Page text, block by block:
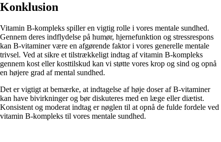
Konklusion
Vitamin B-kompleks spiller en vigtig rolle i vores mentale sundhed.
Gennem deres indflydelse på humør, hjernefunktion og stressrespons
kan B-vitaminer være en afgørende faktor i vores generelle mentale
trivsel. Ved at sikre et tilstrækkeligt indtag af vitamin B-kompleks
gennem kost eller kosttilskud kan vi støtte vores krop og sind og opnå
en højere grad af mental sundhed.
Det er vigtigt at bemærke, at indtagelse af høje doser af B-vitaminer
kan have bivirkninger og bør diskuteres med en læge eller diætist.
Konsistent og moderat indtag er nøglen til at opnå de fulde fordele ved
vitamin B-kompleks til vores mentale sundhed.